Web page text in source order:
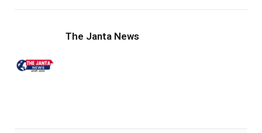
The Janta News